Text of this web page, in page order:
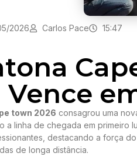
2026 Carlos Pace 15:47
Vence
town 2026 consagrou uma
a linha de chegada em primeiro
destacando a força
de longa distância.